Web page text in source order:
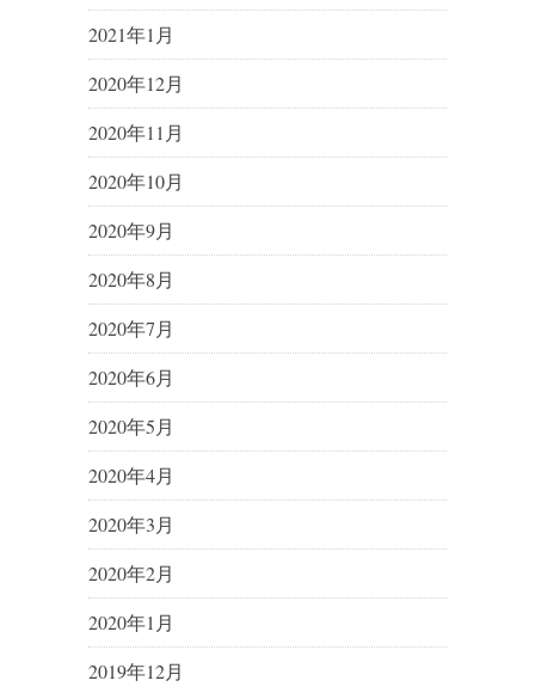
2021年1月
2020年12月
2020年11月
2020年10月
2020年9月
2020年8月
2020年7月
2020年6月
2020年5月
2020年4月
2020年3月
2020年2月
2020年1月
2019年12月